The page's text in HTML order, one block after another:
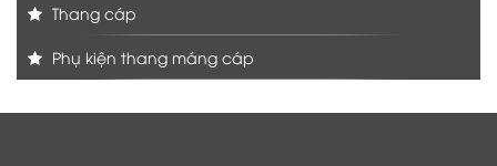
Thang cáp
Phụ kiện thang máng cáp